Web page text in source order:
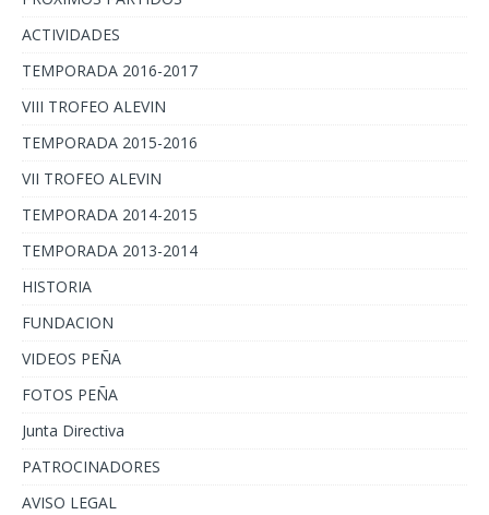
ACTIVIDADES
TEMPORADA 2016-2017
VIII TROFEO ALEVIN
TEMPORADA 2015-2016
VII TROFEO ALEVIN
TEMPORADA 2014-2015
TEMPORADA 2013-2014
HISTORIA
FUNDACION
VIDEOS PEÑA
FOTOS PEÑA
Junta Directiva
PATROCINADORES
AVISO LEGAL